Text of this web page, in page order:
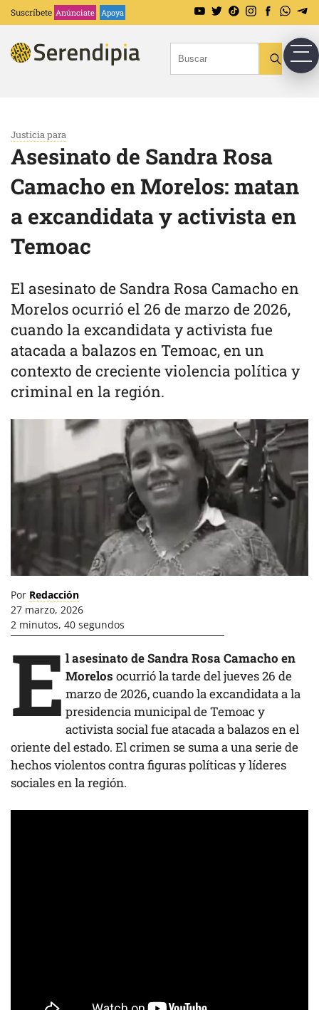
Suscríbete Anúnciate Apoya
Justicia para
Asesinato de Sandra Rosa
Camacho en Morelos: matan
a excandidata y activista en
Temoac
El asesinato de Sandra Rosa Camacho en
Morelos ocurrió el 26 de marzo de 2026,
cuando la excandidata y activista fue
atacada a balazos en Temoac, en un
contexto de creciente violencia política y
criminal en la región.
Por Redacción
27 marzo, 2026
2 minutos, 40 segundos
E l asesinato de Sandra Rosa Camacho en
Morelos ocurrió la tarde del jueves 26 de
marzo de 2026, cuando la excandidata a la
presidencia municipal de Temoac y
activista social fue atacada a balazos en el
oriente del estado. El crimen se suma a una serie de
hechos violentos contra figuras políticas y líderes
sociales en la región.